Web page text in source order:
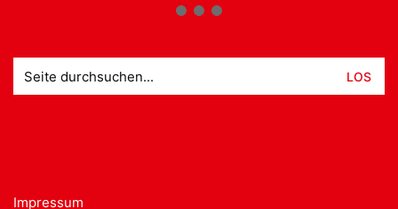
nach:
Impressum